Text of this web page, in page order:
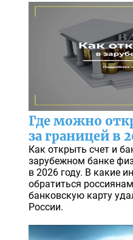
Где можно
за границей в
Как открыть счет и
зарубежном банке
в 2026 году. В какие
обратиться
банковскую карту
России.